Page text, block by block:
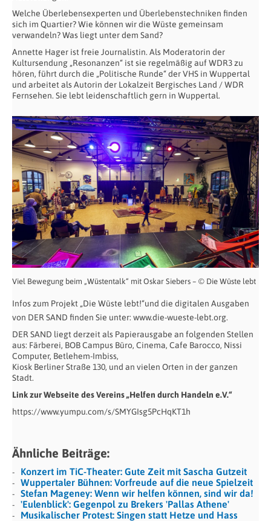
Welche Überlebensexperten und Überlebenstechniken finden
sich im Quartier? Wie können wir die Wüste gemeinsam
verwandeln? Was liegt unter dem Sand?
Annette Hager ist freie Journalistin. Als Moderatorin der
Kultursendung „Resonanzen“ ist sie regelmäßig auf WDR3 zu
hören, führt durch die „Politische Runde“ der VHS in Wuppertal
und arbeitet als Autorin der Lokalzeit Bergisches Land / WDR
Fernsehen. Sie lebt leidenschaftlich gern in Wuppertal.
Viel Bewegung beim „Wüstentalk“ mit Oskar Siebers – © Die Wüste lebt
Infos zum Projekt „Die Wüste lebt!“und die digitalen Ausgaben
von DER SAND finden Sie unter: www.die-wueste-lebt.org.
DER SAND liegt derzeit als Papierausgabe an folgenden Stellen
aus: Färberei, BOB Campus Büro, Cinema, Cafe Barocco, Nissi
Computer, Betlehem-Imbiss,
Kiosk Berliner Straße 130, und an vielen Orten in der ganzen
Stadt.
Link zur Webseite des Vereins „Helfen durch Handeln e.V.“
https://www.yumpu.com/s/SMYGIsg5PcHqKT1h
Ähnliche Beiträge:
Konzert im TiC-Theater: Gute Zeit mit Sascha Gutzeit
Wuppertaler Bühnen: Vorfreude auf die neue Spielzeit
Stefan Mageney: Wenn wir helfen können, sind wir da!
'Eulenblick': Gegenpol zu Brekers 'Pallas Athene'
Musikalischer Protest: Singen statt Hetze und Hass